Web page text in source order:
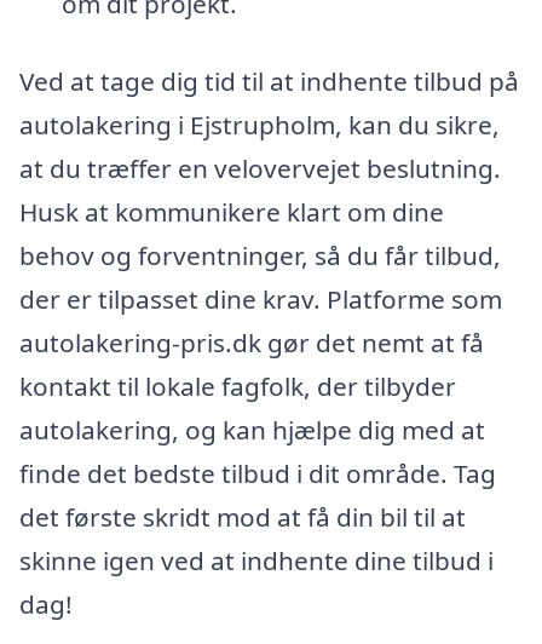
Ved at tage dig tid til at indhente tilbud på
autolakering i Ejstrupholm, kan du sikre,
at du træffer en velovervejet beslutning.
Husk at kommunikere klart om dine
behov og forventninger, så du får tilbud,
der er tilpasset dine krav. Platforme som
autolakering-pris.dk gør det nemt at få
kontakt til lokale fagfolk, der tilbyder
autolakering, og kan hjælpe dig med at
finde det bedste tilbud i dit område. Tag
det første skridt mod at få din bil til at
skinne igen ved at indhente dine tilbud i
dag!